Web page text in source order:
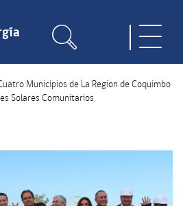
Municipios de La Region de Coquimbo
Solares Comunitarios